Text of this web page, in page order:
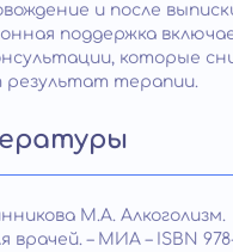
и после
поддержка
которые
результат терапии.
М.А. Алкоголизм.
врачей. – МИА – ISBN